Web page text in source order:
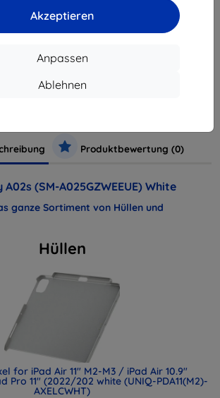
Akzeptieren
Anpassen
Ablehnen
Produktbewertung (0)
(SM-A025GZWEEUE) White
ganze Sortiment von Hüllen und
Hüllen
for iPad Air 11" M2-M3 / iPad Air 10.9"
11" (2022/202 white (UNIQ-PDA11(M2)-
AXELCWHT)